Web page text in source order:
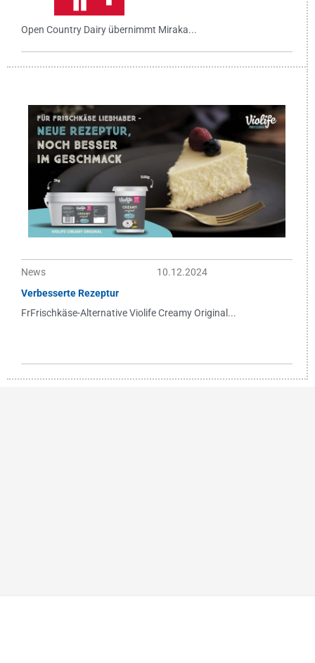
Open Country Dairy übernimmt Miraka...
News
10.12.2024
Verbesserte Rezeptur
FrFrischkäse-Alternative Violife Creamy Original...